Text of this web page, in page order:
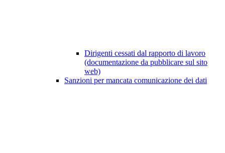
Dirigenti cessati dal rapporto di lavoro
(documentazione da pubblicare sul sito
web)
Sanzioni per mancata comunicazione dei dati